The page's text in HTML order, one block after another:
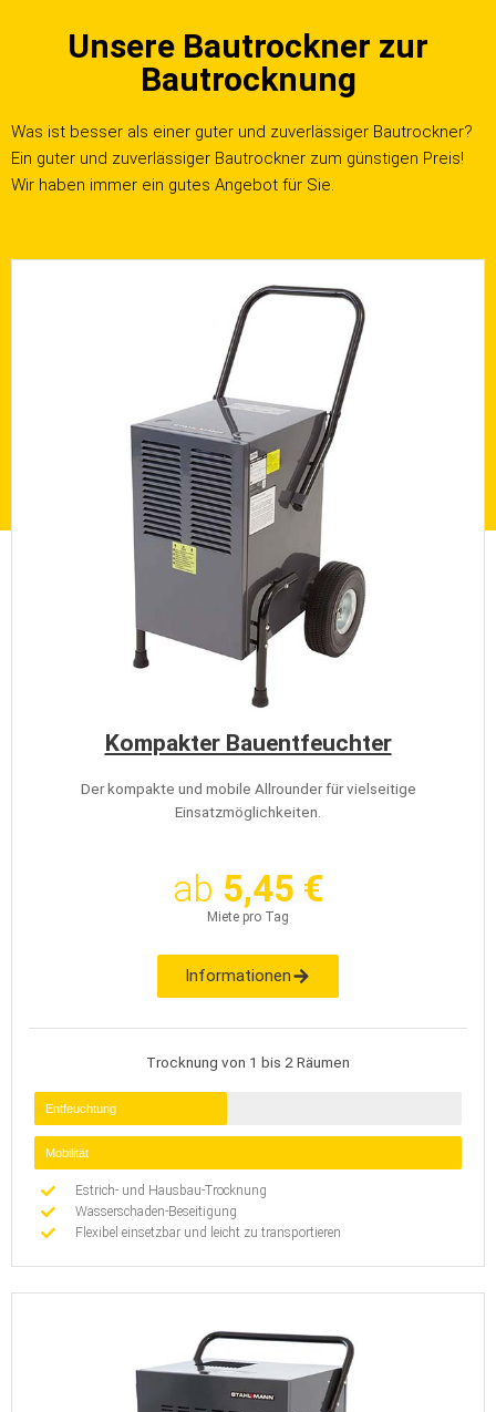
Unsere Bautrockner zur
Bautrocknung
Was ist besser als einer guter und zuverlässiger Bautrockner?
Ein guter und zuverlässiger Bautrockner zum günstigen Preis!
Wir haben immer ein gutes Angebot für Sie.
Kompakter Bauentfeuchter
Der kompakte und mobile Allrounder für vielseitige
Einsatzmöglichkeiten.
ab 5,45 €
Miete pro Tag
Informationen
Trocknung von 1 bis 2 Räumen
Entfeuchtung
Mobilität
Estrich- und Hausbau-Trocknung
Wasserschaden-Beseitigung
Flexibel einsetzbar und leicht zu transportieren